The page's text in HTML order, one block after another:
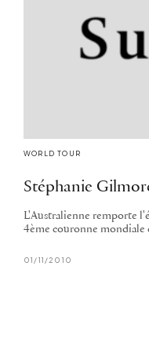
WORLD TOUR
Stéphanie
L'Australienne remporte
4ème couronne mondiale
01/11/2010